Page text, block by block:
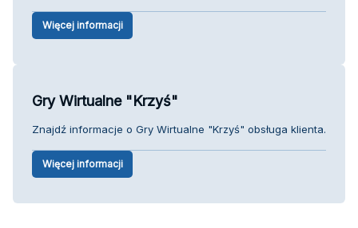
Więcej informacji
Gry Wirtualne "Krzyś"
Znajdź informacje o Gry Wirtualne "Krzyś" obsługa klienta.
Więcej informacji